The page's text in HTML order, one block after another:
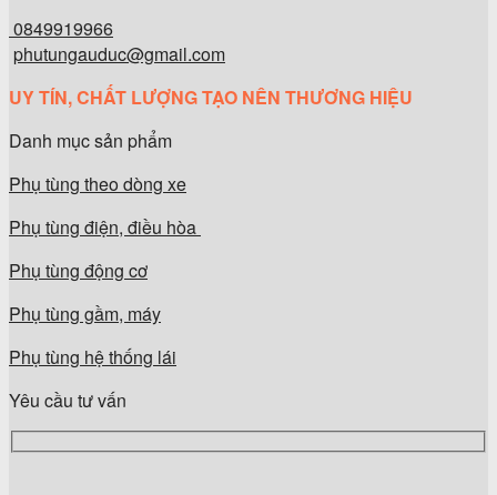
0849919966
phutungauduc@gmail.com
UY TÍN, CHẤT LƯỢNG TẠO NÊN THƯƠNG HIỆU
Danh mục sản phẩm
Phụ tùng theo dòng xe
Phụ tùng điện, điều hòa
Phụ tùng động cơ
Phụ tùng gầm, máy
Phụ tùng hệ thống lái
Yêu cầu tư vấn